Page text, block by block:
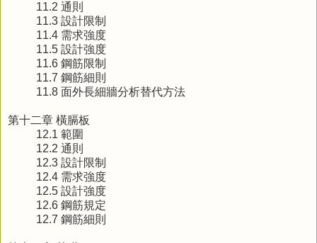
11.2 通則
11.3 設計限制
11.4 需求強度
11.5 設計強度
11.6 鋼筋限制
11.7 鋼筋細則
11.8 面外長細牆分析替代方法
第十二章 橫膈板
12.1 範圍
12.2 通則
12.3 設計限制
12.4 需求強度
12.5 設計強度
12.6 鋼筋規定
12.7 鋼筋細則